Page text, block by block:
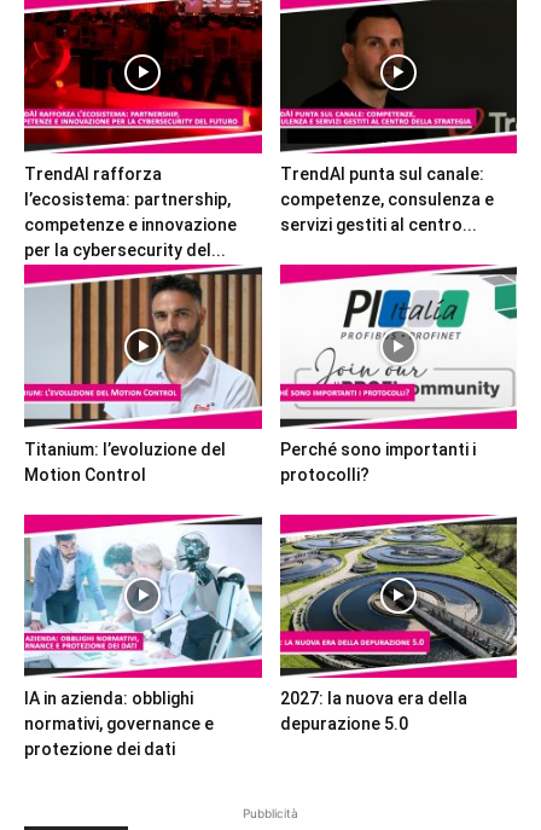
TrendAI rafforza
l’ecosistema: partnership,
competenze e innovazione
per la cybersecurity del...
TrendAI punta sul canale:
competenze, consulenza e
servizi gestiti al centro...
Titanium: l’evoluzione del
Motion Control
Perché sono importanti i
protocolli?
IA in azienda: obblighi
normativi, governance e
protezione dei dati
2027: la nuova era della
depurazione 5.0
Pubblicità